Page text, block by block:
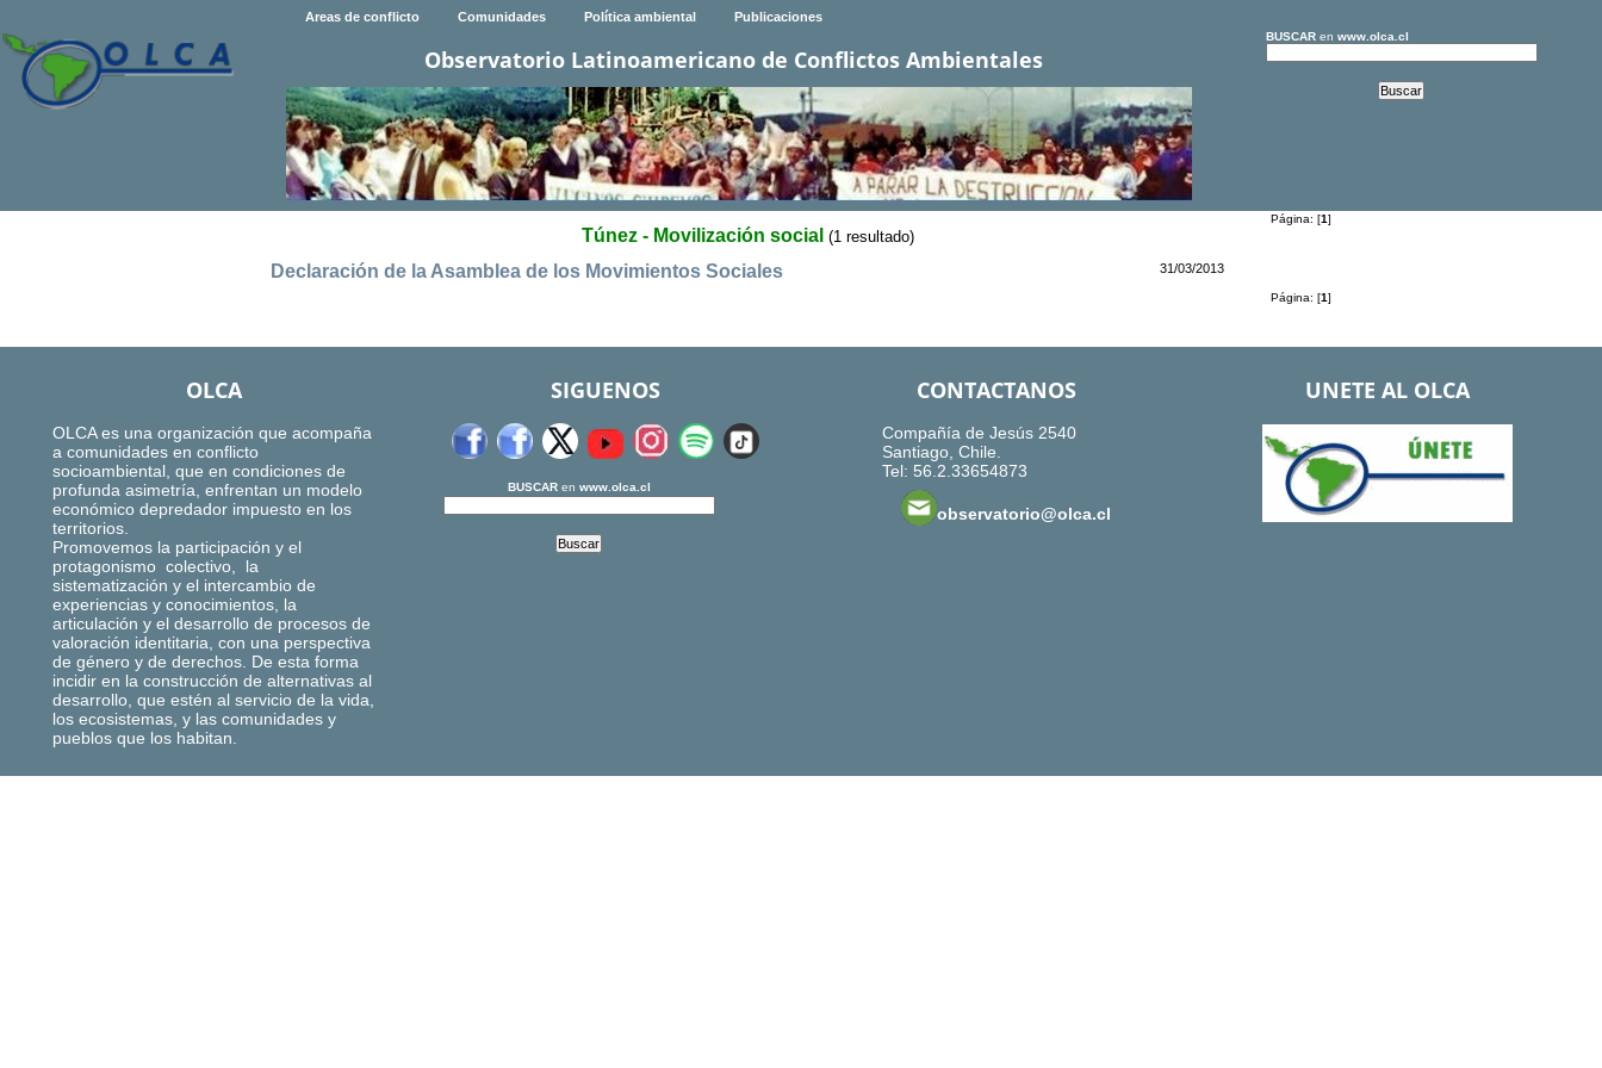
Areas de conflicto Comunidades Política ambiental Publicaciones
Observatorio Latinoamericano de Conflictos Ambientales
BUSCARen www.olca.cl
Página: [1]
Túnez - Movilización social (1 resultado)
Declaración de la Asamblea de los Movimientos Sociales 31/03/2013
Página: [1]
OLCA
OLCA es una organización que acompaña
a comunidades en conflicto
socioambiental, que en condiciones de
profunda asimetría, enfrentan un modelo
económico depredador impuesto en los
territorios.
Promovemos la participación y el
protagonismo colectivo, la
sistematización y el intercambio de
experiencias y conocimientos, la
articulación y el desarrollo de procesos de
valoración identitaria, con una perspectiva
de género y de derechos. De esta forma
incidir en la construcción de alternativas al
desarrollo, que estén al servicio de la vida,
los ecosistemas, y las comunidades y
pueblos que los habitan.
SIGUENOS
BUSCARen www.olca.cl
CONTACTANOS
Compañía de Jesús 2540
Santiago, Chile.
Tel: 56.2.33654873
observatorio@olca.cl
UNETE AL OLCA